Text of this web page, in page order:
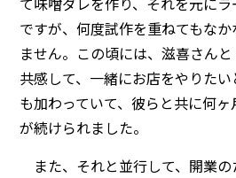
ですが、何度試作を重ねてもな
ません。この頃には、滋喜さん
共感して、一緒にお店をやりた
も加わっていて、彼らと共に何
が続けられました。
また、それと並行して、開業